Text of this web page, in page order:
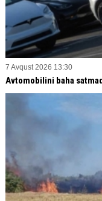
7 Avqust 2026 13:30
Avtomobilini baha